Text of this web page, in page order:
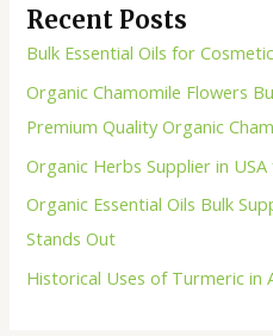
Recent Posts
Bulk Essential Oils for
Organic Chamomile Flowers
Premium Quality Organic
Organic Herbs Supplier in
Organic Essential Oils Bulk
Stands Out
Historical Uses of Turmeric in